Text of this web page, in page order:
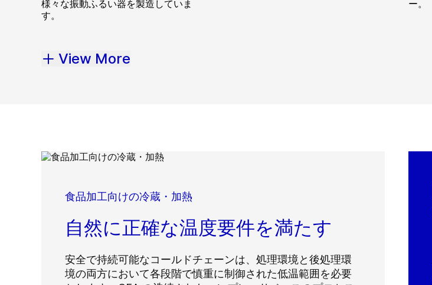
様々な振動ふるい器を製造していま
す。
ー。
View More
食品加工向けの冷蔵・加熱
自然に正確な温度要件を満たす
安全で持続可能なコールドチェーンは、処理環境と後処理環
境の両方において各段階で慎重に制御された低温範囲を必要